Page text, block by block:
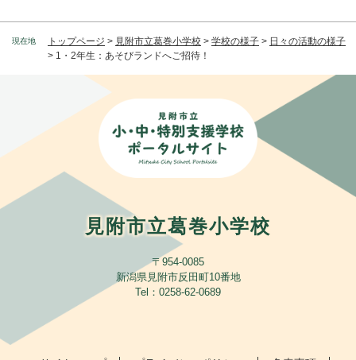
現在地 トップページ > 見附市立葛巻小学校 > 学校の様子 > 日々の活動の様子
> 1・2年生：あそびランドへご招待！
見附市立葛巻小学校
〒954-0085
新潟県見附市反田町10番地
​Tel：0258-62-0689